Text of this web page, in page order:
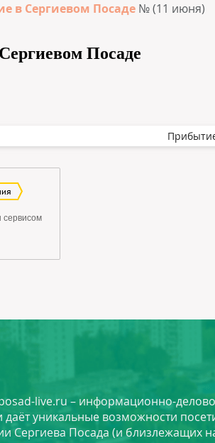
в Сергиевом Посаде № (11 июня)
Посаде
live.ru – информационно-
даёт уникальные возможности
Сергиева Посада (и близлежащих